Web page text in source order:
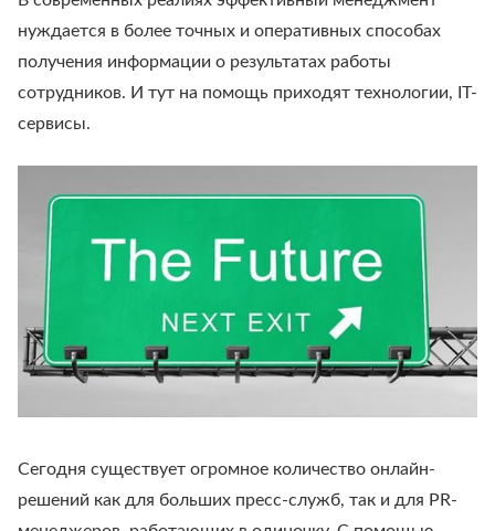
нуждается в более точных и оперативных способах
получения информации о результатах работы
сотрудников. И тут на помощь приходят технологии, IT-
сервисы.
Сегодня существует огромное количество онлайн-
решений как для больших пресс-служб, так и для PR-